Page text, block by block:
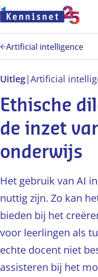
Doorgaan naar
Artificial intelligence
Uitleg|Artificial
Ethische
de inzet
onderwijs
Het gebruik van AI
nuttig zijn. Zo kan
bieden bij het
voor leerlingen als
echte docent niet
assisteren bij het